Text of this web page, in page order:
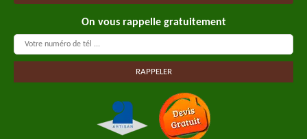
On vous rappelle gratuitement